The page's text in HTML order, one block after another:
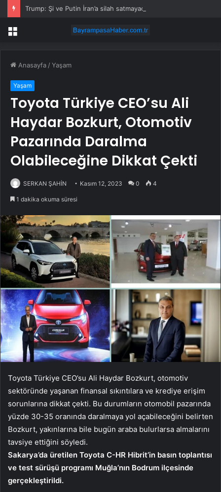
Trump: Şi ve Putin İran’a silah satmayacaklarını söyledi
Menü
Anasayfa /Yaşam
Yaşam
Toyota Türkiye CEO’su Ali
Haydar Bozkurt, Otomotiv
Pazarında Daralma
Olabileceğine Dikkat Çekti
SERKAN ŞAHİN Kasım 12, 2023 0 4
1 dakika okuma süresi
Toyota Türkiye CEO’su Ali Haydar Bozkurt, otomotiv
sektöründe yaşanan finansal sıkıntılara ve krediye erişim
sorunlarına dikkat çekti. Bu durumların otomobil pazarında
yüzde 30-35 oranında daralmaya yol açabileceğini belirten
Bozkurt, yakınlarına bile bugün araba bulurlarsa almalarını
tavsiye ettiğini söyledi.
Sakarya’da üretilen Toyota C-HR Hibrit’in basın toplantısı
ve test sürüşü programı Muğla’nın Bodrum ilçesinde
gerçekleştirildi.